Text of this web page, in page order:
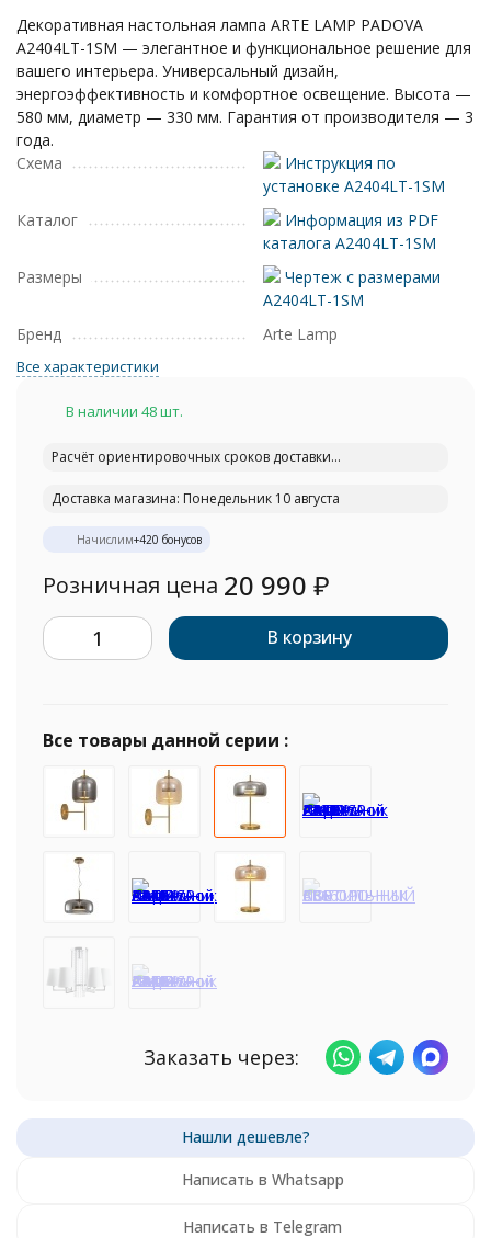
Декоративная настольная лампа ARTE LAMP PADOVA
A2404LT-1SM — элегантное и функциональное решение для
вашего интерьера. Универсальный дизайн,
энергоэффективность и комфортное освещение. Высота —
580 мм, диаметр — 330 мм. Гарантия от производителя — 3
года.
Схема
Инструкция по
установке A2404LT-1SM
Каталог
Информация из PDF
каталога A2404LT-1SM
Размеры
Чертеж с размерами
A2404LT-1SM
Бренд
Arte Lamp
Все характеристики
В наличии 48 шт.
Расчёт ориентировочных сроков доставки...
Доставка магазина: Понедельник 10 августа
Начислим+420 бонусов
Розничная цена 20 990 ₽
В корзину
Все товары данной серии :
Заказать через:
Написать в Whatsapp
Написать в Telegram